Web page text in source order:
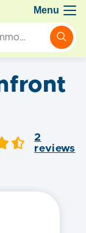
Menu
2
reviews